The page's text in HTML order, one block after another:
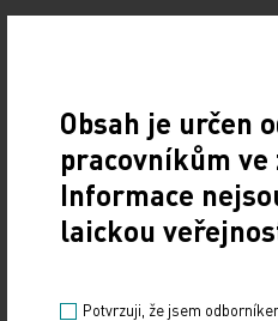
Sdílejte článek
Obsah je určen
pracovníkům
Informace
laickou
Potvrzuji, že jsem